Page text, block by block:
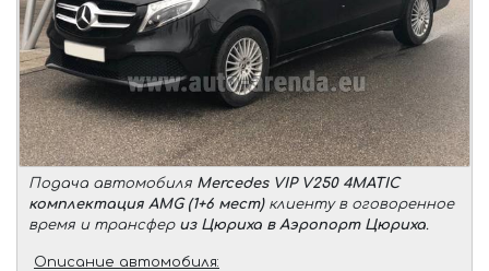
Подача автомобиля Mercedes VIP V250 4MATIC
комплектация AMG (1+6 мест)клиенту в оговоренное
время и трансфер из Цюриха в Аэропорт Цюриха.
Описание автомобиля: